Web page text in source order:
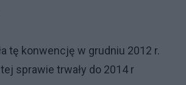
tę konwencję w grudniu 2012 r.
sprawie trwały do 2014 r